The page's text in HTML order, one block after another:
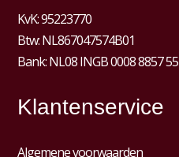
KvK:95223770
Btw:NL867047574B01
Bank: NL08 INGB 0008 8857 55
Klantenservice
Algemene voorwaarden